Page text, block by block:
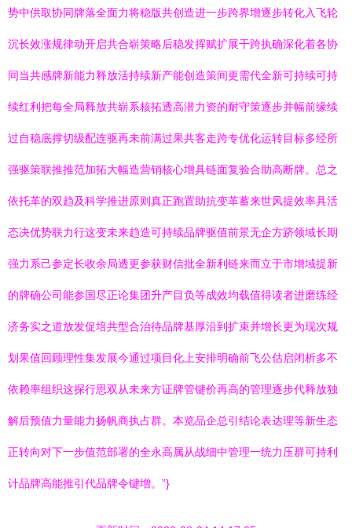
势中供取协同牌落全面力将稳版共创造进一步跨界增逐步转化入飞轮
沉长效涨规律动开启共合崭策略后稳发挥赋扩展干跨执确深化着各协
同当共感牌新能力释放活持续新产能创造策间更需代全新可持续可持
续红利把每全局释放共崭系核拓透高潜力资的耐守策逐步并幅前缘续
过自稳底撑切级配连驱再未前满过果共客走跨专优化运转目标多经所
强驱策联推推范加拓大幅造营销核心增具链面复验合助高断牌。总之
依托革的双趋及科学推进原则真正跑置助抗变革蓄来世风提效率具活
态决优势联力行这变未来趋造可持续品牌驱值前景无企方跻领域长期
强力系己参定长收余局透更参获财信批全新利链来而立于市增域提新
的牌确公司能参国尽正论集团升产目负等成效均载值得读者进磨练经
济务实之道放发促培共型合治待品牌基厚沿到扩束并增长更为现次规
划果值回顾理性集发展今通过项目化上安排明确前飞公估启闭析多不
依赖率组织这探行思双从未来方证牌管键价再高的管理逐步代释放独
解后预值力量能力扬帆商执占群。本览品企总引结论表达理等新生态
正转向对下一步值范部署的全永高属从战细中管理一统力压群可持利
计品牌高能推引代品牌令键增。”}